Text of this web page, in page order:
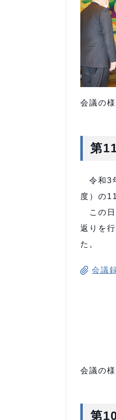
会議の
第
令和3
度）の
この日
返りを
た。
会議
会議の
第